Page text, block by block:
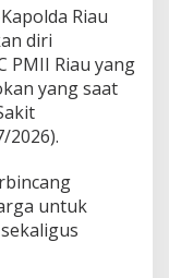
Riau
diri
PMII Riau yang
yang saat
2026).
untuk